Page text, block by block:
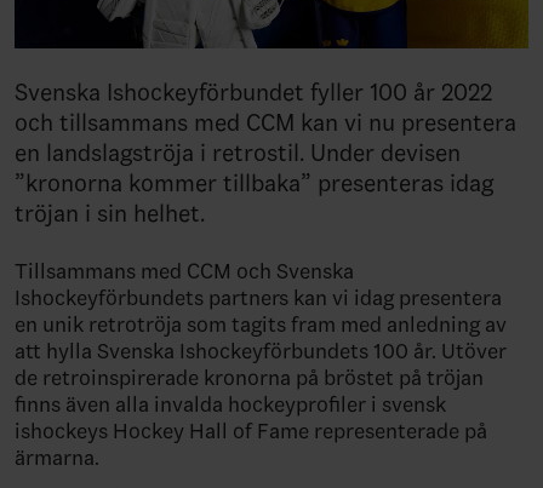
Svenska Ishockeyförbundet fyller 100 år 2022
och tillsammans med CCM kan vi nu presentera
en landslagströja i retrostil. Under devisen
”kronorna kommer tillbaka” presenteras idag
tröjan i sin helhet.
Tillsammans med CCM och Svenska
Ishockeyförbundets partners kan vi idag presentera
en unik retrotröja som tagits fram med anledning av
att hylla Svenska Ishockeyförbundets 100 år. Utöver
de retroinspirerade kronorna på bröstet på tröjan
finns även alla invalda hockeyprofiler i svensk
ishockeys Hockey Hall of Fame representerade på
ärmarna.